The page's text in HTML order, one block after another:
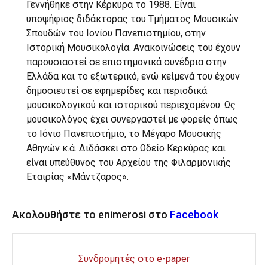
Γεννήθηκε στην Κέρκυρα το 1988. Είναι
υποψήφιος διδάκτορας του Τμήματος Μουσικών
Σπουδών του Ιονίου Πανεπιστημίου, στην
Ιστορική Μουσικολογία. Ανακοινώσεις του έχουν
παρουσιαστεί σε επιστημονικά συνέδρια στην
Ελλάδα και το εξωτερικό, ενώ κείμενά του έχουν
δημοσιευτεί σε εφημερίδες και περιοδικά
μουσικολογικού και ιστορικού περιεχομένου. Ως
μουσικολόγος έχει συνεργαστεί με φορείς όπως
το Ιόνιο Πανεπιστήμιο, το Μέγαρο Μουσικής
Αθηνών κ.ά. Διδάσκει στο Ωδείο Κερκύρας και
είναι υπεύθυνος του Αρχείου της Φιλαρμονικής
Εταιρίας «Μάντζαρος».
Ακολουθήστε το enimerosi στο Facebook
Συνδρομητές στο e-paper